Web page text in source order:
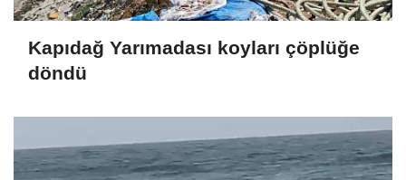
Kapıdağ Yarımadası koyları çöplüğe
döndü